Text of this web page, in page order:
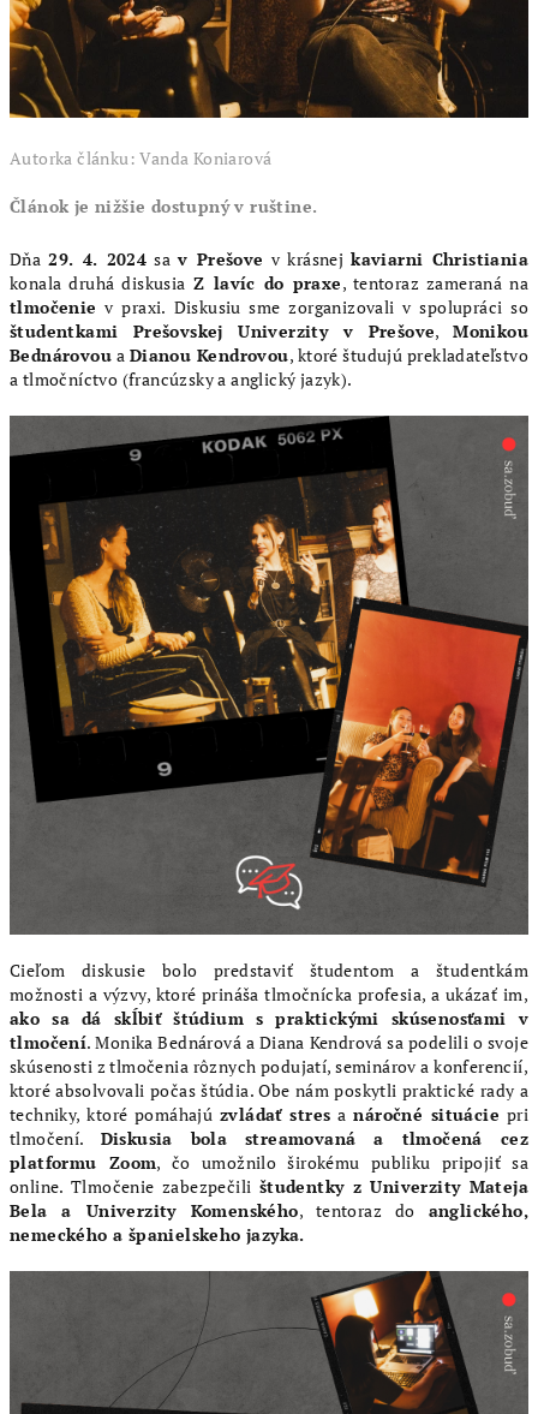
Autorka článku: Vanda Koniarová
Článok je nižšie dostupný v ruštine.
Dňa 29. 4. 2024 sav Prešove v krásnejkaviarni Christiania
konala druhá diskusia Z lavíc do praxe, tentoraz zameraná na
tlmočenie v praxi. Diskusiu sme zorganizovali v spolupráci so
študentkami Prešovskej Univerzity v Prešove,Monikou
Bednárovou a Dianou Kendrovou, ktoré študujú prekladateľstvo
a tlmočníctvo (francúzsky a anglický jazyk).
Cieľom diskusie bolo predstaviť študentom a študentkám
možnosti a výzvy, ktoré prináša tlmočnícka profesia, a ukázať im,
ako sa dá skĺbiť štúdium s praktickými skúsenosťami v
tlmočení. Monika Bednárová a Diana Kendrová sa podelili o svoje
skúsenosti z tlmočenia rôznych podujatí, seminárov a konferencií,
ktoré absolvovali počas štúdia. Obe nám poskytli praktické rady a
techniky, ktoré pomáhajú zvládať stres anáročné situácie pri
tlmočení. Diskusia bola streamovaná a tlmočená cez
platformu Zoom, čo umožnilo širokému publiku pripojiť sa
online. Tlmočenie zabezpečili študentky z Univerzity Mateja
Bela a Univerzity Komenského, tentoraz do anglického,
nemeckého a španielskeho jazyka.